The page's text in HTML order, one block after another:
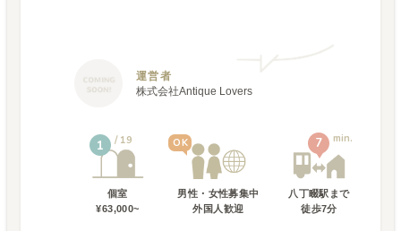
1 19
個室
¥63,000~
OK
男性・女性募集中
外国人歓迎
7 min.
八丁畷駅 まで
徒歩7分
運営者
株式会社Antique Lovers